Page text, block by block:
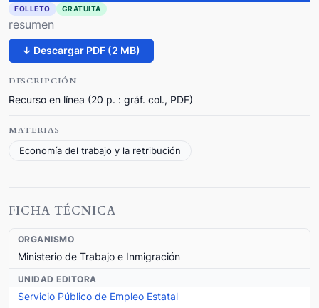
FOLLETO GRATUITA
resumen
↓ Descargar PDF (2 MB)
DESCRIPCIÓN
Recurso en línea (20 p. : gráf. col., PDF)
MATERIAS
Economía del trabajo y la retribución
FICHA TÉCNICA
ORGANISMO
Ministerio de Trabajo e Inmigración
UNIDAD EDITORA
Servicio Público de Empleo Estatal